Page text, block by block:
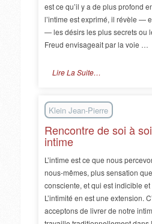
est ce qu’il y a de plus profond
l’intime est exprimé, il révèle —
— les désirs les plus secrets ou
Freud envisageait par la voie …
Lire La Suite…
Klein Jean-Pierre
Rencontre de soi à
intime
L’intime est ce que nous
nous-mêmes, plus sensation
consciente, et qui est indicible
L’intimité en est une extension.
acceptons de livrer de notre